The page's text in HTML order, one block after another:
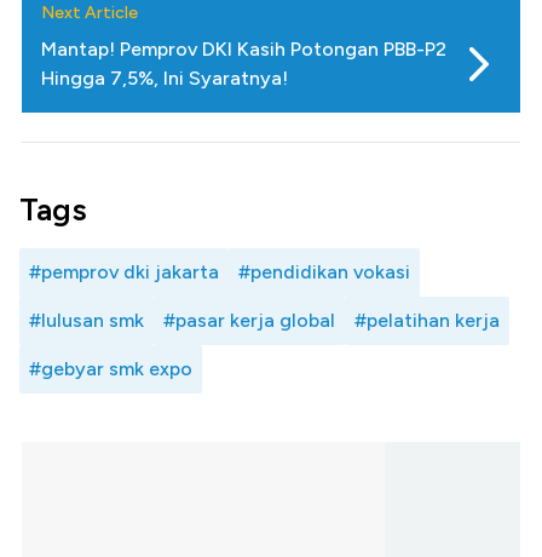
Next Article
Mantap! Pemprov DKI Kasih Potongan PBB-P2
Hingga 7,5%, Ini Syaratnya!
Tags
#pemprov dki jakarta #pendidikan vokasi
#lulusan smk #pasar kerja global #pelatihan kerja
#gebyar smk expo